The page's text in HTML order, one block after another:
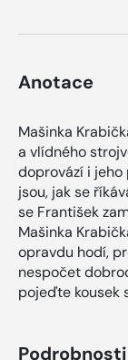
Anotace
Mašinka
a vlídného
doprovází i jeho
jsou, jak se
se František
Mašinka
opravdu hodí,
nespočet
pojeďte kousek
Podrobnosti